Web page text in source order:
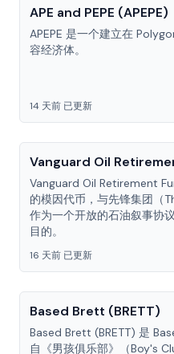
APE and PEPE (APEPE)
APEPE 是一个建立在
容经济体。
14 天前 已更新
Vanguard Oil
Vanguard Oil Retirement
的模因代币，与先锋集团（
作为一个开放的石油叙事协
目的。
16 天前 已更新
Based Brett (BRETT)
Based Brett (BRETT) 是
自《男孩俱乐部》（Boy's